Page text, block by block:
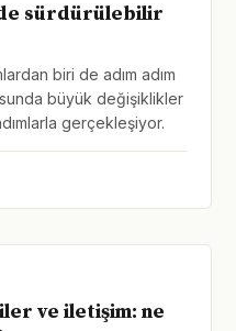
sürdürülebilir
biri de adım adım
büyük değişiklikler
gerçekleşiyor.
ve iletişim: ne